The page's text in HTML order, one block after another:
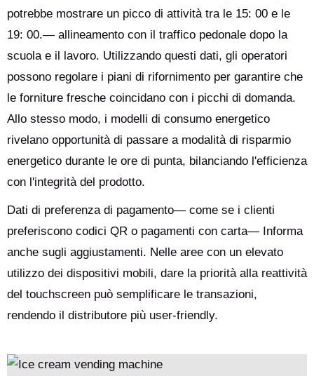
potrebbe mostrare un picco di attività tra le 15: 00 e le
19: 00.— allineamento con il traffico pedonale dopo la
scuola e il lavoro. Utilizzando questi dati, gli operatori
possono regolare i piani di rifornimento per garantire che
le forniture fresche coincidano con i picchi di domanda.
Allo stesso modo, i modelli di consumo energetico
rivelano opportunità di passare a modalità di risparmio
energetico durante le ore di punta, bilanciando l'efficienza
con l'integrità del prodotto.
Dati di preferenza di pagamento— come se i clienti
preferiscono codici QR o pagamenti con carta— Informa
anche sugli aggiustamenti. Nelle aree con un elevato
utilizzo dei dispositivi mobili, dare la priorità alla reattività
del touchscreen può semplificare le transazioni,
rendendo il distributore più user-friendly.